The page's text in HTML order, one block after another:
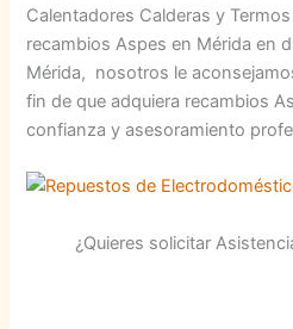
Calentadores Calderas y
recambios Aspes en Mérida en
Mérida, nosotros le
fin de que adquiera recambios
confianza y asesoramiento
¿Quieres solicitar